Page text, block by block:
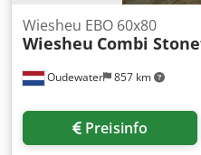
Oudewater 857 km
Wiesheu EBO 60x80
Wiesheu Combi
Preisinfo